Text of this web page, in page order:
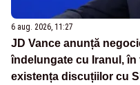
6 aug. 2026, 11:27
JD Vance anunță
îndelungate cu Iranul, în
existența discuțiilor cu